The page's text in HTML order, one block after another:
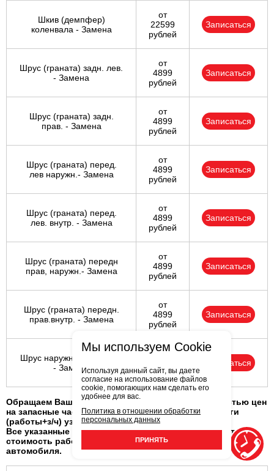
Шкив (демпфер)
коленвала - Замена
от
22599
рублей
Записаться
Шрус (граната) задн. лев.
- Замена
от
4899
рублей
Записаться
Шрус (граната) задн.
прав. - Замена
от
4899
рублей
Записаться
Шрус (граната) перед.
лев наружн.- Замена
от
4899
рублей
Записаться
Шрус (граната) перед.
лев. внутр. - Замена
от
4899
рублей
Записаться
Шрус (граната) передн
прав, наружн.- Замена
от
4899
рублей
Записаться
Шрус (граната) передн.
прав.внутр. - Замена
от
4899
рублей
Записаться
Шрус наружний (граната)
- Замена
от
рублей
Записаться
Обращаем Ваше внимание: в связи с нестабильностью цен
на запасные части, окончательную стоимость услуги
(работы+з/ч) узнавайте на СТО.
Все указанные цены розничные в рублях, включают НДС,
стоимость работ и з/ч, за одну услугу, для одного
автомобиля.
Мы используем Cookie
Используя данный сайт, вы даете
согласие на использование файлов
cookie, помогающих нам сделать его
удобнее для вас.
Политика в отношении обработки
персональных данных
ПРИНЯТЬ